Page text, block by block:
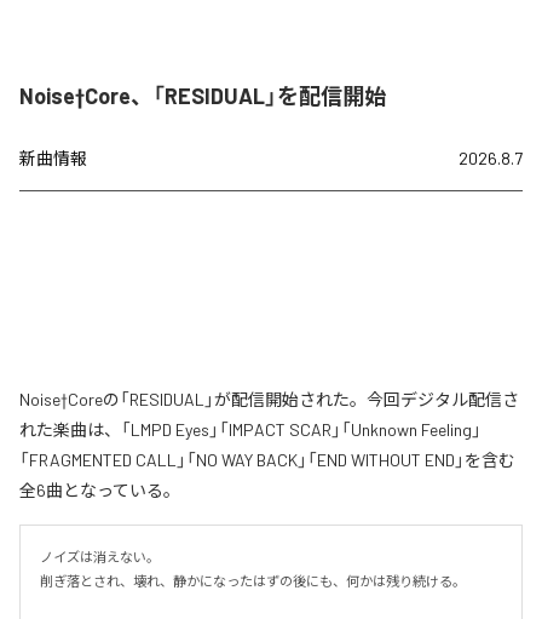
Noise†Core、「RESIDUAL」を配信開始
新曲情報 2026.8.7
Noise†Coreの「RESIDUAL」が配信開始された。今回デジタル配信さ
れた楽曲は、「LMPD Eyes」「IMPACT SCAR」「Unknown Feeling」
「FRAGMENTED CALL」「NO WAY BACK」「END WITHOUT END」を含む
全6曲となっている。
ノイズは消えない。
削ぎ落とされ、壊れ、静かになったはずの後にも、何かは残り続ける。